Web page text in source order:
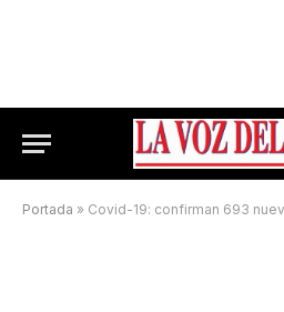
Portada » Covid-19: confirman 693